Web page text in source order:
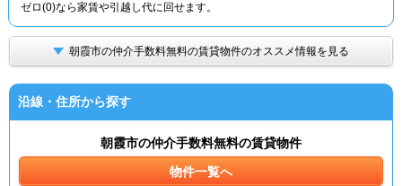
TOP
ゼロ(0)なら家賃や引越し代に回せます。
朝霞市の仲介手数料無料の賃貸物件のオススメ情報を見る
沿線・住所から探す
朝霞市の仲介手数料無料の賃貸物件
物件一覧へ